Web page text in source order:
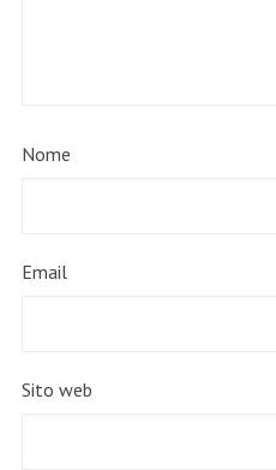
Nome
Email
Sito web